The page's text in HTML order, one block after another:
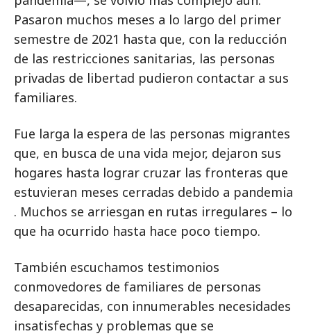
Pasaron muchos meses a lo largo del primer
semestre de 2021 hasta que, con la reducción
de las restricciones sanitarias, las personas
privadas de libertad pudieron contactar a sus
familiares.
Fue larga la espera de las personas migrantes
que, en busca de una vida mejor, dejaron sus
hogares hasta lograr cruzar las fronteras que
estuvieran meses cerradas debido a pandemia
. Muchos se arriesgan en rutas irregulares – lo
que ha ocurrido hasta hace poco tiempo.
También escuchamos testimonios
conmovedores de familiares de personas
desaparecidas, con innumerables necesidades
insatisfechas y problemas que se